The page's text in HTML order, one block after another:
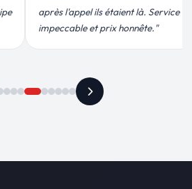
conforme, chantier propre. Je
recommande vivement."